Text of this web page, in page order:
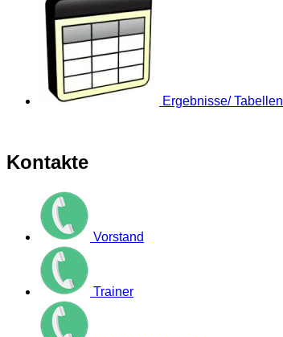
Ergebnisse/ Tabellen
Kontakte
Vorstand
Trainer